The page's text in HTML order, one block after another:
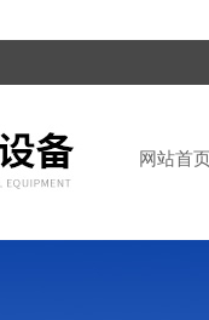
网站首